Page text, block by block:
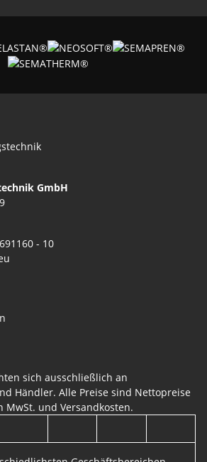
GmbH
- 10
sich ausschließlich an
Händler. Alle Preise sind Nettopreise
MwSt. und Versandkosten.